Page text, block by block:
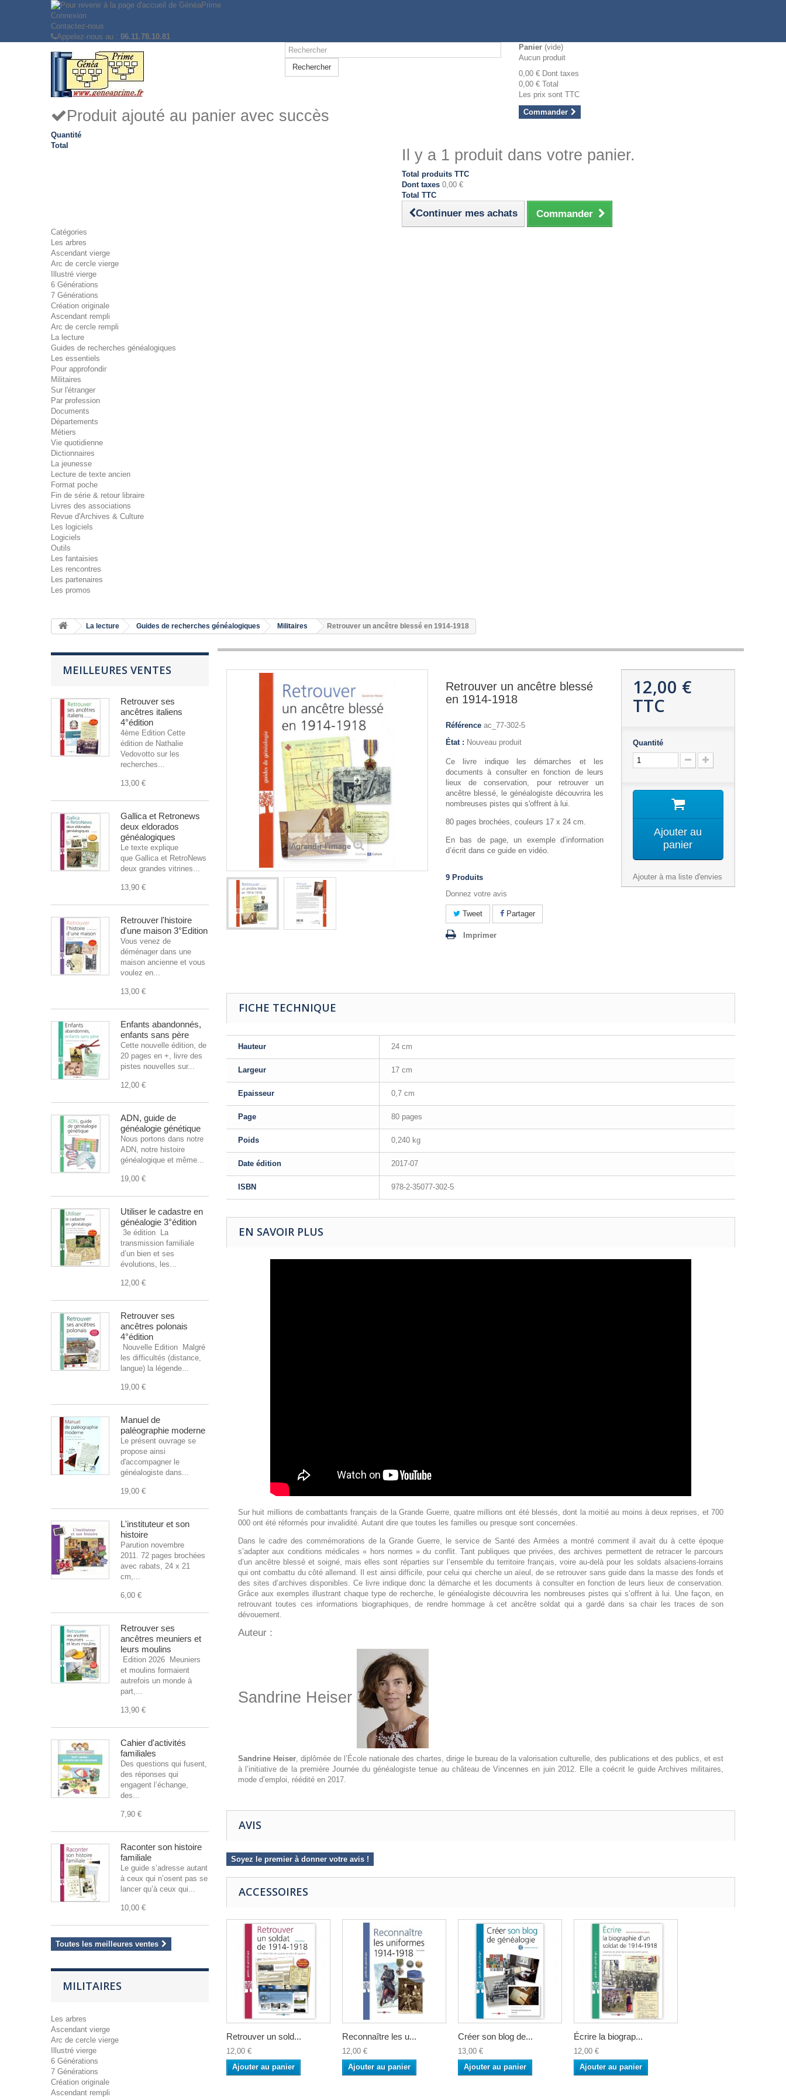
Connexion
Contactez-nous
Appelez-nous au : 06.11.78.10.81
Rechercher
Panier (vide)
Aucun produit
0,00 € Dont taxes
0,00 € Total
Les prix sont TTC
Commander
Produit ajouté au panier avec succès
Quantité
Total
Il y a 1 produit dans votre panier.
Total produits TTC
Dont taxes 0,00 €
Total TTC
Continuer mes achats Commander
Catégories
Les arbres
Ascendant vierge
Arc de cercle vierge
Illustré vierge
6 Générations
7 Générations
Création originale
Ascendant rempli
Arc de cercle rempli
La lecture
Guides de recherches généalogiques
Les essentiels
Pour approfondir
Militaires
Sur l'étranger
Par profession
Documents
Départements
Métiers
Vie quotidienne
Dictionnaires
La jeunesse
Lecture de texte ancien
Format poche
Fin de série & retour libraire
Livres des associations
Revue d'Archives & Culture
Les logiciels
Logiciels
Outils
Les fantaisies
Les rencontres
Les partenaires
Les promos
La lecture Guides de recherches généalogiques Militaires Retrouver un ancêtre blessé en 1914-1918
MEILLEURES VENTES
Retrouver ses
ancêtres italiens
4°édition
4ème Edition Cette
édition de Nathalie
Vedovotto sur les
recherches...
13,00 €
Gallica et Retronews
deux eldorados
généalogiques
Le texte explique
que Gallica et RetroNews sont
deux grandes vitrines...
13,90 €
Retrouver l'histoire
d'une maison 3°Edition
Vous venez de
déménager dans une
maison ancienne et vous
voulez en...
13,00 €
Enfants abandonnés,
enfants sans père
Cette nouvelle édition, de
20 pages en +, livre des
pistes nouvelles sur...
12,00 €
ADN, guide de
généalogie génétique
Nous portons dans notre
ADN, notre histoire
généalogique et même...
19,00 €
Utiliser le cadastre en
généalogie 3°édition
3e édition La
transmission familiale
d’un bien et ses
évolutions, les...
12,00 €
Retrouver ses
ancêtres polonais
4°édition
Nouvelle Edition Malgré
les difficultés (distance,
langue) la légende...
19,00 €
Manuel de
paléographie moderne
Le présent ouvrage se
propose ainsi
d'accompagner le
généalogiste dans...
19,00 €
L'instituteur et son
histoire
Parution novembre
2011. 72 pages brochées
avec rabats, 24 x 21
cm,...
6,00 €
Retrouver ses
ancêtres meuniers et
leurs moulins
Edition 2026 Meuniers
et moulins formaient
autrefois un monde à
part,...
13,90 €
Cahier d'activités
familiales
Des questions qui fusent,
des réponses qui
engagent l’échange,
des...
7,90 €
Raconter son histoire
familiale
Le guide s’adresse autant
à ceux qui n’osent pas se
lancer qu’à ceux qui...
10,00 €
Toutes les meilleures ventes
MILITAIRES
Les arbres
Ascendant vierge
Arc de cercle vierge
Illustré vierge
6 Générations
7 Générations
Création originale
Ascendant rempli
Agrandir l'image
Retrouver un ancêtre blessé
en 1914-1918
Référence ac_77-302-5
État : Nouveau produit
Ce livre indique les démarches et les
documents à consulter en fonction de leurs
lieux de conservation, pour retrouver un
ancêtre blessé, le généalogiste découvrira les
nombreuses pistes qui s'offrent à lui.
80 pages brochées, couleurs 17 x 24 cm.
En bas de page, un exemple d’information
d’écrit dans ce guide en vidéo.
9 Produits
Donnez votre avis
Tweet Partager
Imprimer
12,00 €
TTC
Quantité
Ajouter au
panier
Ajouter à ma liste d'envies
FICHE TECHNIQUE
Hauteur 24 cm
Largeur 17 cm
Epaisseur 0,7 cm
Page 80 pages
Poids 0,240 kg
Date édition 2017-07
ISBN 978-2-35077-302-5
EN SAVOIR PLUS
Sur huit millions de combattants français de la Grande Guerre, quatre millions ont été blessés, dont la moitié au moins à deux reprises, et 700
000 ont été réformés pour invalidité. Autant dire que toutes les familles ou presque sont concernées.
Dans le cadre des commémorations de la Grande Guerre, le service de Santé des Armées a montré comment il avait du à cette époque
s’adapter aux conditions médicales « hors normes » du conflit. Tant publiques que privées, des archives permettent de retracer le parcours
d’un ancêtre blessé et soigné, mais elles sont réparties sur l’ensemble du territoire français, voire au-delà pour les soldats alsaciens-lorrains
qui ont combattu du côté allemand. Il est ainsi difficile, pour celui qui cherche un aïeul, de se retrouver sans guide dans la masse des fonds et
des sites d’archives disponibles. Ce livre indique donc la démarche et les documents à consulter en fonction de leurs lieux de conservation.
Grâce aux exemples illustrant chaque type de recherche, le généalogiste découvrira les nombreuses pistes qui s’offrent à lui. Une façon, en
retrouvant toutes ces informations biographiques, de rendre hommage à cet ancêtre soldat qui a gardé dans sa chair les traces de son
dévouement.
Auteur :
Sandrine Heiser
Sandrine Heiser, diplômée de l’École nationale des chartes, dirige le bureau de la valorisation culturelle, des publications et des publics, et est
à l’initiative de la première Journée du généalogiste tenue au château de Vincennes en juin 2012. Elle a coécrit le guide Archives militaires,
mode d’emploi, réédité en 2017.
AVIS
Soyez le premier à donner votre avis !
ACCESSOIRES
Retrouver un sold...
12,00 €
Ajouter au panier
Reconnaître les u...
12,00 €
Ajouter au panier
Créer son blog de...
13,00 €
Ajouter au panier
Écrire la biograp...
12,00 €
Ajouter au panier